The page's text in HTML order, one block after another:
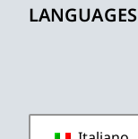
LANGUAGES